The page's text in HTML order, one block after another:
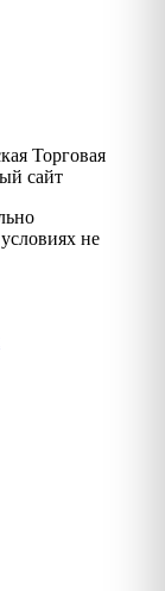
Торговая
сайт
не